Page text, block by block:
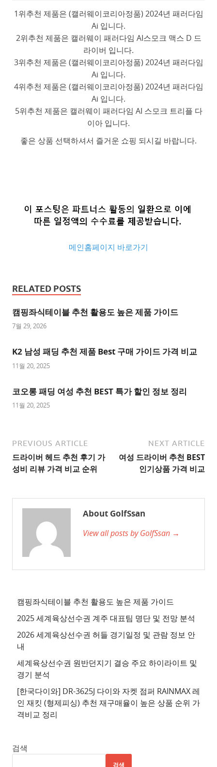
1위추천 제품은 (캘러웨이코리아정품) 2024년 패러다임
Ai 입니다.
2위추천 제품은 캘러웨이 패러다임 AI스모크 맥스 D 드
라이버 입니다.
3위추천 제품은 (캘러웨이코리아정품) 2024년 패러다임
Ai 입니다.
4위추천 제품은 (캘러웨이코리아정품) 2024년 패러다임
Ai 입니다.
5위추천 제품은 캘러웨이 패러다임 AI 스모크 트리플 다
이아 입니다.
좋은 상품 선택하셔서 즐거운 쇼핑 되시길 바랍니다.
메인홈페이지 바로가기
사
이
트
천
사
트
1
사
이
트
추
사
트
천
사
이
트
천
사
RELATED POSTS
캠핑좌식테이블 추천 활용도 높은 제품 가이드
7월 29, 2026
K2 남성 패딩 추천 제품 Best 구매 가이드 가격 비교
11월 20, 2025
코오롱 패딩 여성 추천 BEST 특가 할인 정보 정리
11월 20, 2025
PREVIOUS ARTICLE
드라이버 헤드 추천 후기 가
성비 리뷰 가격 비교 순위
NEXT ARTICLE
여성 드라이버 추천 BEST
인기상품 가격 비교
About GolfSsan
View all posts by GolfSsan →
캠핑좌식테이블 추천 활용도 높은 제품 가이드
2025 세계육상선수권 계주 대표팀 명단 및 전망 분석
2026 세계육상선수권 허들 경기일정 및 관람 정보 안
내
세계육상선수권 원반던지기 결승 주요 하이라이트 및
경기 분석
[한국다이와] DR-3625J 다이와 자켓 점퍼 RAINMAX 레
인 재킷 (형제피싱) 추천 재구매율이 높은 상품 순위 가
격비교 정리
검색
검색